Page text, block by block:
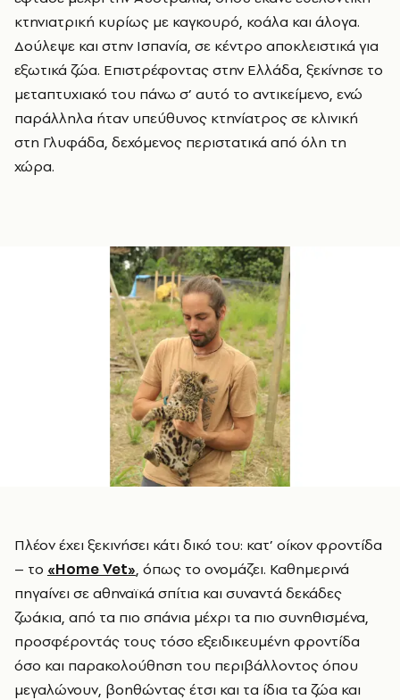
κτηνιατρική κυρίως με καγκουρό, κοάλα και άλογα.
Δούλεψε και στην Ισπανία, σε κέντρο αποκλειστικά για
εξωτικά ζώα. Επιστρέφοντας στην Ελλάδα, ξεκίνησε το
μεταπτυχιακό του πάνω σ’ αυτό το αντικείμενο, ενώ
παράλληλα ήταν υπεύθυνος κτηνίατρος σε κλινική
στη Γλυφάδα, δεχόμενος περιστατικά από όλη τη
χώρα.
Πλέον έχει ξεκινήσει κάτι δικό του: κατ’ οίκον φροντίδα
– το «Home Vet», όπως το ονομάζει. Καθημερινά
πηγαίνει σε αθηναϊκά σπίτια και συναντά δεκάδες
ζωάκια, από τα πιο σπάνια μέχρι τα πιο συνηθισμένα,
προσφέροντάς τους τόσο εξειδικευμένη φροντίδα
όσο και παρακολούθηση του περιβάλλοντος όπου
μεγαλώνουν, βοηθώντας έτσι και τα ίδια τα ζώα και